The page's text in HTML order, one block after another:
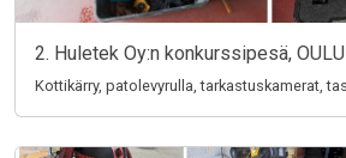
2. Huletek Oy:n konkurssipesä,
Kottikärry, patolevyrulla, tarkastuskamerat,